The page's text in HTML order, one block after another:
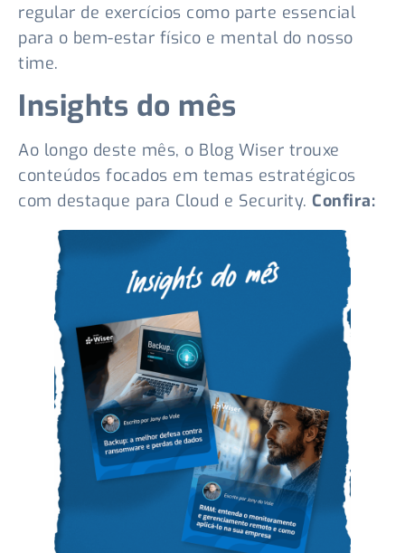
regular de exercícios como parte essencial
para o bem-estar físico e mental do nosso
time.
Insights do mês
Ao longo deste mês, o Blog Wiser trouxe
conteúdos focados em temas estratégicos
com destaque para Cloud e Security. Confira: